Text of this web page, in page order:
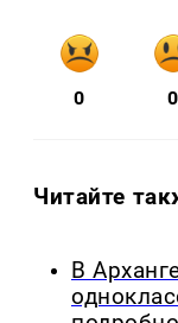
0 0
Читайте
В